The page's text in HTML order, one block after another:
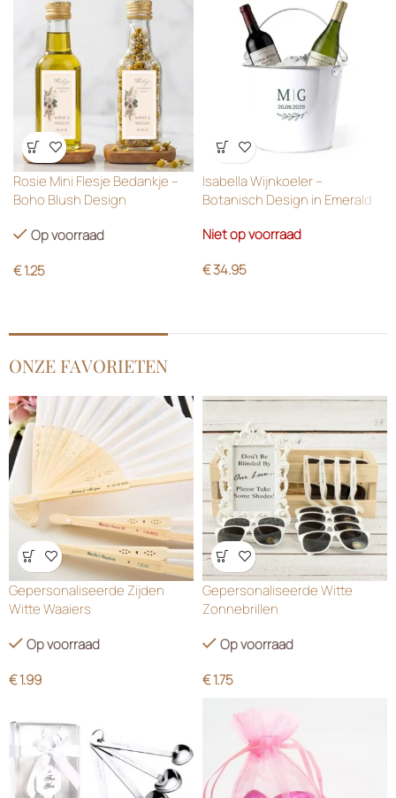
Wensenlijst
Rosie Mini Flesje Bedankje –
Boho Blush Design
Op voorraad
€1.25
Wensenlijst
Isabella Wijnkoeler –
Botanisch Design in Emerald
Niet op voorraad
€34.95
ONZE FAVORIETEN
Wensenlijst
Gepersonaliseerde Zijden
Witte Waaiers
Op voorraad
€1.99
Wensenlijst
Gepersonaliseerde Witte
Zonnebrillen
Op voorraad
€1.75